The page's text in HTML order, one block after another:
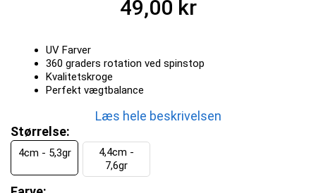
49,00 kr
UV Farver
360 graders rotation ved spinstop
Kvalitetskroge
Perfekt vægtbalance
Læs hele beskrivelsen
Størrelse:
4cm - 5,3gr
4,4cm -
7,6gr